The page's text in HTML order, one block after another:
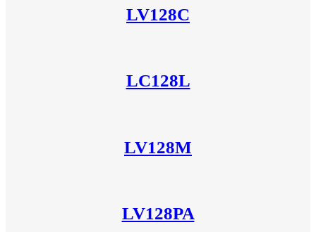
LV128C
LC128L
LV128M
LV128PA